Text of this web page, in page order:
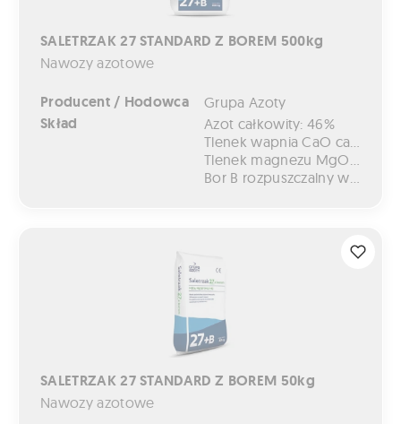
SALETRZAK 27 STANDARD Z BOREM 500kg
Nawozy azotowe
Producent / Hodowca Grupa Azoty
Skład
Azot całkowity: 46%
Tlenek wapnia CaO całkowity: 6,5%
Tlenek magnezu MgO całkowity: 4%
Bor B rozpuszczalny w wodzie, wodór+: 0,20%
SALETRZAK 27 STANDARD Z BOREM 50kg
Nawozy azotowe